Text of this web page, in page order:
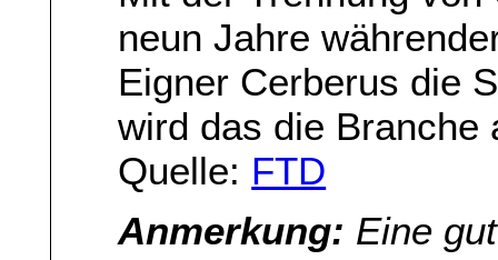
neun Jahre
Eigner Cerberus die
wird das die Branche
Quelle: FTD
Anmerkung: Eine